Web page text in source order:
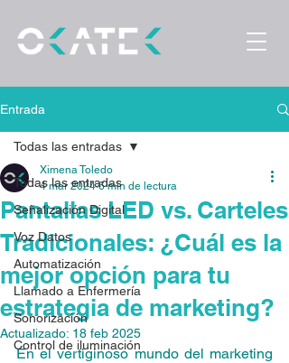
Entrada
Todas las entradas
Señalización Digital
Voz Datos
Automatización
Llamado a Enfermería
Sonorización
Control de iluminación
Todas las entradas
Pantallas LED vs. Carteles
Tradicionales: ¿Cuál es la
mejor opción para tu
estrategia de marketing?
Ximena Toledo
4 mar 2024 6 min de lectura
Actualizado: 18 feb 2025
En el vertiginoso mundo del marketing